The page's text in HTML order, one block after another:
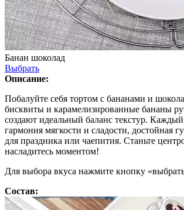
Банан шоколад
Выбрать
Описание:
Побалуйте себя тортом с бананами и
бисквиты и карамелизированные бананы
создают идеальный баланс текстур.
гармония мягкости и сладости, достойная
для праздника или чаепития. Станьте
насладитесь моментом!
Для выбора вкуса нажмите кнопку
Состав: